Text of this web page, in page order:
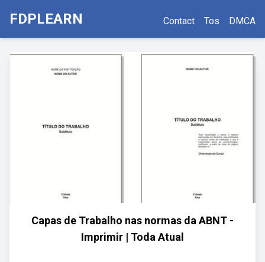
FDPLEARN Contact Tos DMCA
Capas de Trabalho nas normas da ABNT -
Imprimir | Toda Atual